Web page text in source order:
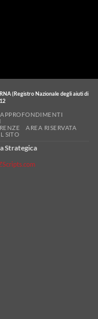
(Registro Nazionale degli aiuti di
AREA RISERVATA
SITO
Strategica